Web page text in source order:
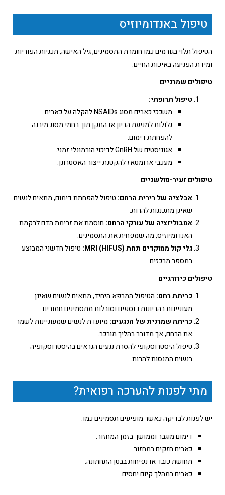
טיפול באנדומיוזיס
הטיפול תלוי בגורמים כמו חומרת התסמינים, גיל האישה, תכניות הפוריות
ומידת הפגיעה באיכות החיים.
טיפולים שמרניים
טיפול תרופתי:
משככי כאבים מסוג NSAIDs להקלה על כאבים.
גלולות למניעת הריון או התקן תוך רחמי מסוג מירנה
להפחתת דימום.
אגוניסטים של GnRH לדיכוי הורמונלי זמני.
מעכבי ארומטאז להקטנת ייצור האסטרוגן.
טיפולים זעיר-פולשניים
אבלציה של רירית הרחם: טיפול להפחתת דימום, מתאים לנשים
שאינן מתכננות להרות.
אמבוליזציה של עורקי הרחם: חוסמת את זרימת הדם לרקמת
האנדומיוזיס, מה שמפחית את התסמינים.
גלי קול ממוקדים תחת MRI (HIFUS):
טיפול חדשני המבוצע
במספר מרכזים.
טיפולים כירורגיים
כריתת רחם: הטיפול המרפא היחיד, מתאים לנשים שאינן
מעוניינות בהריונות נ וספים וסובלות מתסמינים חמורים.
כריתה שמרנית של הנגעים: מיועדת לנשים שמעוניינות לשמר
את הרחם, אך מדובר בהליך מורכב.
טיפול היסטרוסקופי להסרת נגעים הנראים בהיסטרוסקופיה
בנשים המנסות להרות.
מתי לפנות להערכה רפואית?
יש לפנות לבדיקה כאשר מופיעים תסמינים כמו:
דימום מוגבר וממושך בזמן המחזור.
כאבים חזקים במחזור.
תחושת כובד או נפיחות בבטן התחתונה.
כאבים במהלך קיום יחסים.